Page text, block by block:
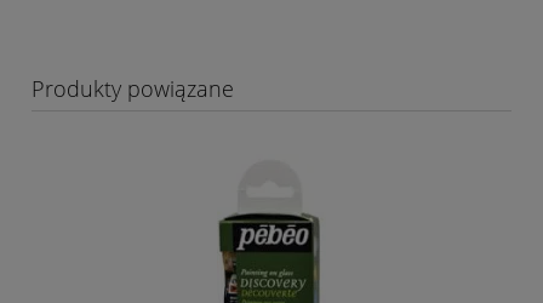
Produkty powiązane